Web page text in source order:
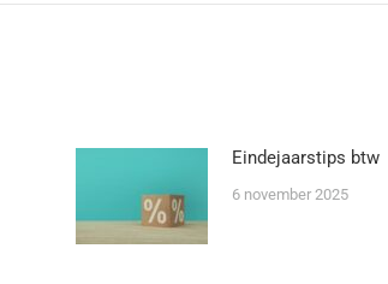
Eindejaarstips btw
6 november 2025